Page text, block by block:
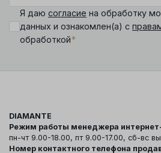
Я даю согласие на обработку
данных и ознакомлен(а) с
обработкой*
DIAMANTE
Режим работы менеджера
пн-чт 9.00-18.00, пт 9.00-17.00, сб-вс
Номер контактного телефона